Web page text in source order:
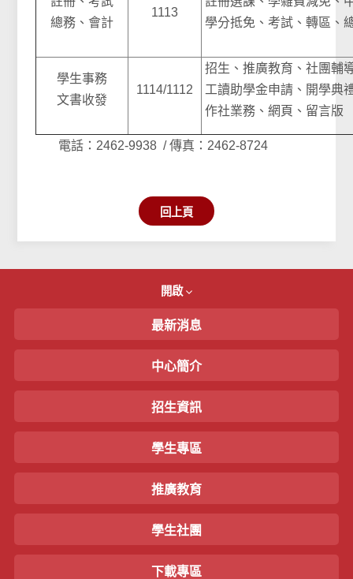
總務、會計
1113
學分抵免、考試、轉區、
學生事務
文書收發
1114/1112
招生、推廣教育、社團輔
工讀助學金申請、開學典
作社業務、網頁、留言版
電話：2462-9938 / 傳真：2462-8724
回上頁
開啟
最新消息
中心簡介
招生資訊
學生專區
推廣教育
學生社團
下載專區